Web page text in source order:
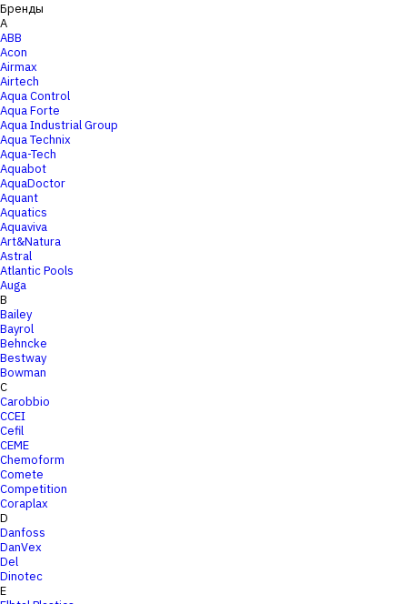
Бренды
A
ABB
Acon
Airmax
Airtech
Aqua Control
Aqua Forte
Aqua Industrial Group
Aqua Technix
Aqua-Tech
Aquabot
AquaDoctor
Aquant
Aquatics
Aquaviva
Art&Natura
Astral
Atlantic Pools
Auga
B
Bailey
Bayrol
Behncke
Bestway
Bowman
C
Carobbio
CCEI
Cefil
CEME
Chemoform
Comete
Competition
Coraplax
D
Danfoss
DanVex
Del
Dinotec
E